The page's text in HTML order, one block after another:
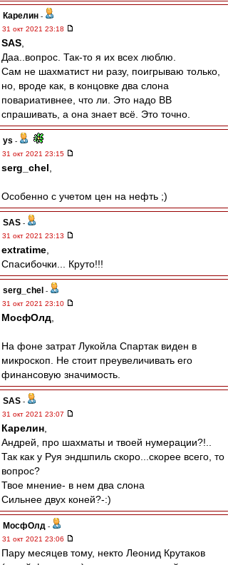
Карелин -
31 окт 2021 23:18
SAS
Даа..вопрос. Так-то я их всех люблю.
Сам не шахматист ни разу, поигрываю только,
но, вроде как, в концовке два слона
повариативнее, что ли. Это надо ВВ
спрашивать, а она знает всё. Это точно.
ys -
31 окт 2021 23:15
serg_chel
Особенно с учетом цен на нефть ;)
SAS -
31 окт 2021 23:13
extratime
Спасибочки... Круто!!!
serg_chel -
31 окт 2021 23:10
МосфОлд
На фоне затрат Лукойла Спартак виден в
микроскоп. Не стоит преувеличивать его
финансовую значимость.
SAS -
31 окт 2021 23:07
Карелин
Андрей, про шахматы и твоей нумерации?!..
Так как у Руя эндшпиль скоро...скорее всего, то
вопрос?
Твое мнение- в нем два слона
Сильнее двух коней?-:)
МосфОлд -
31 окт 2021 23:06
Пару месяцев тому, некто Леонид Крутаков